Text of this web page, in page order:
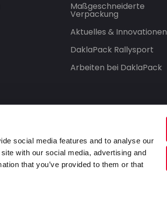
social media features and to analyse our
with our social media, advertising and
that you’ve provided to them or that
Maßgeschneiderte
Verpackung
Aktuelles & Innovationen
DaklaPack Rallysport
Arbeiten bei DaklaPack